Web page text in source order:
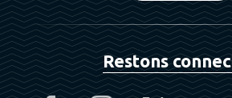
Restons